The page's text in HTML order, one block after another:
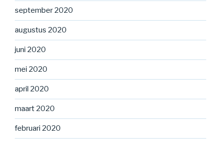
september 2020
augustus 2020
juni 2020
mei 2020
april 2020
maart 2020
februari 2020